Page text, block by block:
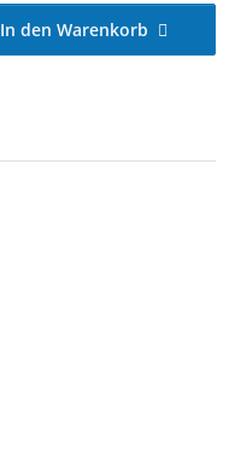
In den Warenkorb